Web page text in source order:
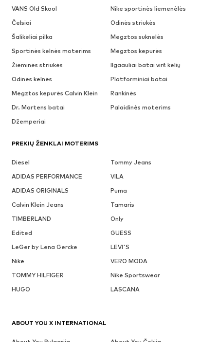
VANS Old Skool
Nike sportinės liemenėlės
Čelsiai
Odinės striukės
Šalikėliai pilka
Megztos suknelės
Sportinės kelnės moterims
Megztos kepurės
Žieminės striukės
Ilgaauliai batai virš kelių
Odinės kelnės
Platforminiai batai
Megztos kepurės Calvin Klein
Rankinės
Dr. Martens batai
Palaidinės moterims
Džemperiai
PREKIŲ ŽENKLAI MOTERIMS
Diesel
Tommy Jeans
ADIDAS PERFORMANCE
VILA
ADIDAS ORIGINALS
Puma
Calvin Klein Jeans
Tamaris
TIMBERLAND
Only
Edited
GUESS
LeGer by Lena Gercke
LEVI'S
Nike
VERO MODA
TOMMY HILFIGER
Nike Sportswear
HUGO
LASCANA
ABOUT YOU X INTERNATIONAL